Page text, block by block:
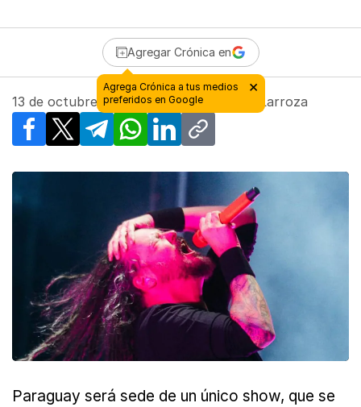
Agregar Crónica en
13 de octubre de 2025 - 15:59| Por Will Larroza
Facebook
X TelegramWhatsApp
LinkedInCopy link
Paraguay será sede de un único show, que se